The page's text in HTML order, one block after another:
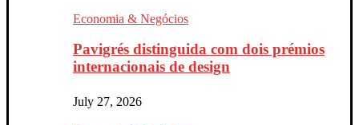
Economia & Negócios
Pavigrés distinguida com dois prémios
internacionais de design
July 27, 2026